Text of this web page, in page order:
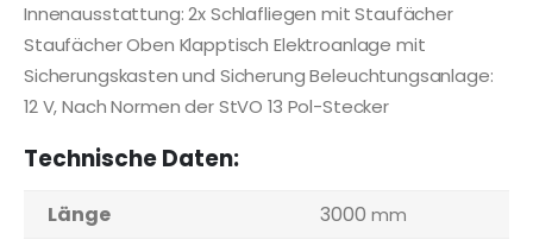
Innenausstattung: 2x Schlafliegen mit Staufächer
Staufächer Oben Klapptisch Elektroanlage mit
Sicherungskasten und Sicherung Beleuchtungsanlage:
12 V, Nach Normen der StVO 13 Pol-Stecker
Technische Daten:
Länge 3000 mm